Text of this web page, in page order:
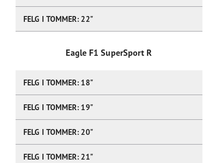
FELG I TOMMER: 22"
Eagle F1 SuperSport R
FELG I TOMMER: 18"
FELG I TOMMER: 19"
FELG I TOMMER: 20"
FELG I TOMMER: 21"